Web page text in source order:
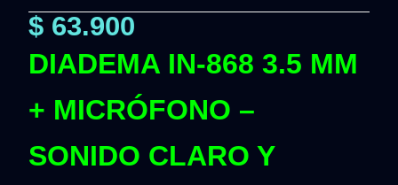
$ 63.900
DIADEMA IN-868 3.5 MM
+ MICRÓFONO –
SONIDO CLARO Y